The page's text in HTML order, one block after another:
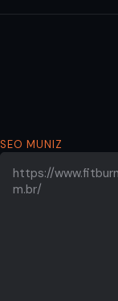
SEO MUNIZ